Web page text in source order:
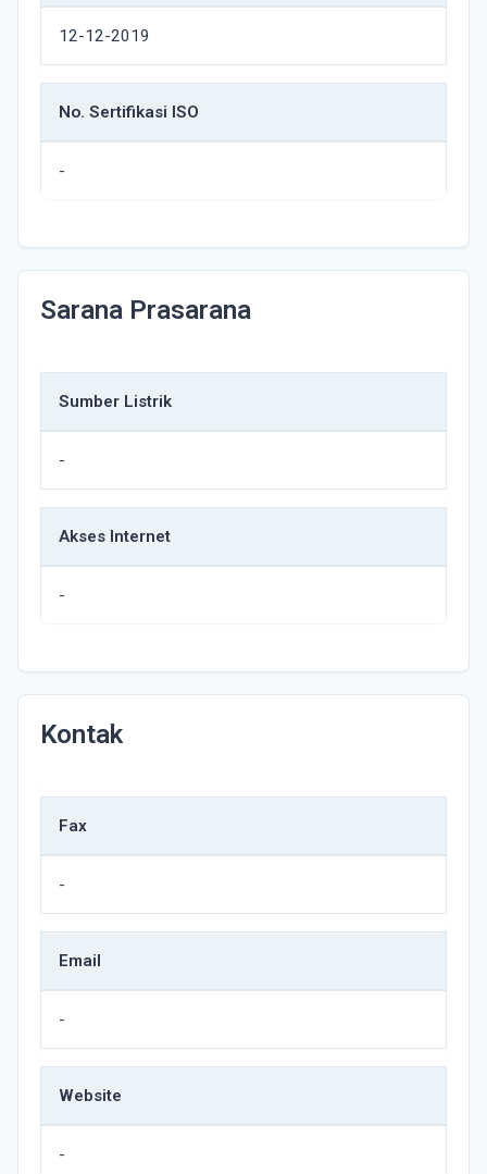
12-12-2019
No. Sertifikasi ISO
-
Sarana Prasarana
Sumber Listrik
-
Akses Internet
-
Kontak
Fax
-
Email
-
Website
-